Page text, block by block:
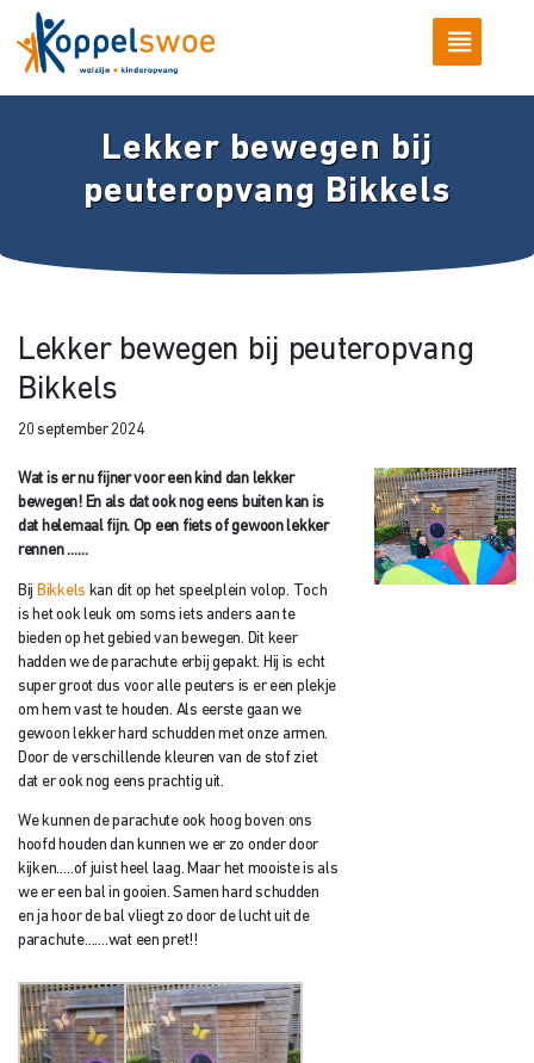
Lekker bewegen bij
peuteropvang Bikkels
Lekker bewegen bij peuteropvang
Bikkels
20 september 2024
Wat is er nu fijner voor een kind dan lekker
bewegen! En als dat ook nog eens buiten kan is
dat helemaal fijn. Op een fiets of gewoon lekker
rennen ……
Bij Bikkels kan dit op het speelplein volop. Toch
is het ook leuk om soms iets anders aan te
bieden op het gebied van bewegen. Dit keer
hadden we de parachute erbij gepakt. Hij is echt
super groot dus voor alle peuters is er een plekje
om hem vast te houden. Als eerste gaan we
gewoon lekker hard schudden met onze armen.
Door de verschillende kleuren van de stof ziet
dat er ook nog eens prachtig uit.
We kunnen de parachute ook hoog boven ons
hoofd houden dan kunnen we er zo onder door
kijken…..of juist heel laag. Maar het mooiste is als
we er een bal in gooien. Samen hard schudden
en ja hoor de bal vliegt zo door de lucht uit de
parachute…….wat een pret!!